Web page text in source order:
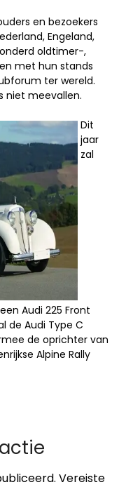
en bezoekers
Engeland,
oldtimer-,
met hun stands
ter wereld.
niet meevallen.
Dit
jaar
zal
Audi 225 Front
de Audi Type C
de oprichter van
Alpine Rally
Vereiste